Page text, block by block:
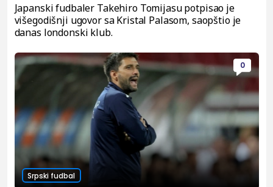
Japanski fudbaler Takehiro Tomijasu potpisao je
višegodišnji ugovor sa Kristal Palasom, saopštio je
danas londonski klub.
0
Srpski fudbal